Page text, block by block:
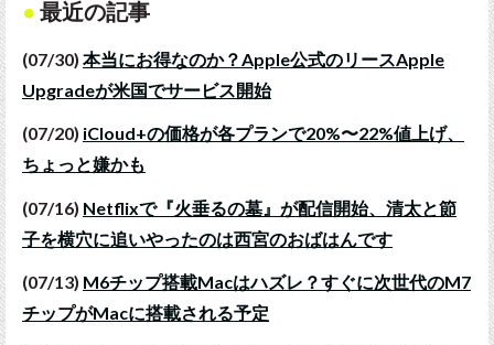
最近の記事
(07/30) 本当にお得なのか？Apple公式のリースApple
Upgradeが米国でサービス開始
(07/20) iCloud+の価格が各プランで20%〜22%値上げ、
ちょっと嫌かも
(07/16) Netflixで『火垂るの墓』が配信開始、清太と節
子を横穴に追いやったのは西宮のおばはんです
(07/13) M6チップ搭載Macはハズレ？すぐに次世代のM7
チップがMacに搭載される予定